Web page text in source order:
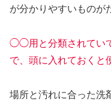
が分かりやすいものが
◯◯用と分類されてい
で、頭に入れておくと
場所と汚れに合った洗